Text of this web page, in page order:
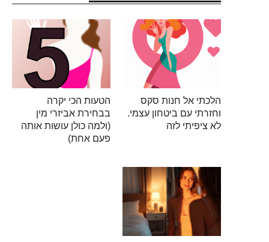
הלכתי אל חנות סקס
וחזרתי עם ביטחון עצמי.
לא ציפיתי לזה
הטעות הכי יקרה
בבחירת אביזרי מין
(ולמה כולן עושות אותה
פעם אחת)